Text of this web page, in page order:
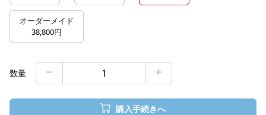
オーダーメイド
38,800円
数量
購入手続きへ